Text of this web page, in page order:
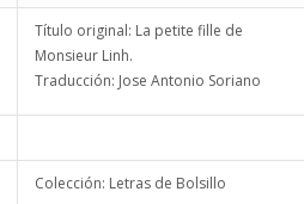
Título original: La petite fille de
Monsieur Linh.
Traducción: Jose Antonio Soriano
Colección: Letras de Bolsillo